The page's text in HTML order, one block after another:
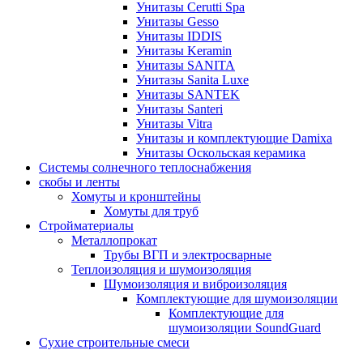
Унитазы Cerutti Spa
Унитазы Gesso
Унитазы IDDIS
Унитазы Keramin
Унитазы SANITA
Унитазы Sanita Luxe
Унитазы SANTEK
Унитазы Santeri
Унитазы Vitra
Унитазы и комплектующие Damixa
Унитазы Оскольская керамика
Системы солнечного теплоснабжения
скобы и ленты
Хомуты и кронштейны
Хомуты для труб
Стройматериалы
Металлопрокат
Трубы ВГП и электросварные
Теплоизоляция и шумоизоляция
Шумоизоляция и виброизоляция
Комплектующие для шумоизоляции
Комплектующие для
шумоизоляции SoundGuard
Сухие строительные смеси